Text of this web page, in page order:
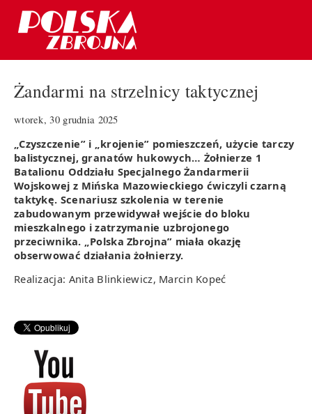
Żandarmi na strzelnicy taktycznej
wtorek, 30 grudnia 2025
„Czyszczenie” i „krojenie” pomieszczeń, użycie tarczy
balistycznej, granatów hukowych… Żołnierze 1
Batalionu Oddziału Specjalnego Żandarmerii
Wojskowej z Mińska Mazowieckiego ćwiczyli czarną
taktykę. Scenariusz szkolenia w terenie
zabudowanym przewidywał wejście do bloku
mieszkalnego i zatrzymanie uzbrojonego
przeciwnika. „Polska Zbrojna” miała okazję
obserwować działania żołnierzy.
Realizacja: Anita Blinkiewicz, Marcin Kopeć